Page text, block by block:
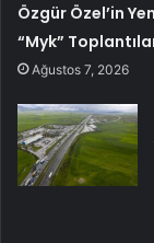
Özgür Özel’in
“Myk”
Ağustos 7, 2026